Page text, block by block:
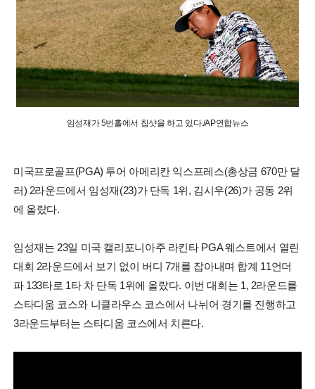
임성재가 5번홀에서 칩샷을 하고 있다./AP연합뉴스
미국프로골프(PGA) 투어 아메리칸 익스프레스(총상금 670만 달
러) 2라운드에서 임성재(23)가 단독 1위, 김시우(26)가 공동 2위
에 올랐다.
임성재는 23일 미국 캘리포니아주 라킨타 PGA 웨스트에서 열린
대회 2라운드에서 보기 없이 버디 7개를 잡아내며 합계 11언더
파 133타로 1타 차 단독 1위에 올랐다. 이번 대회는 1, 2라운드를
스타디움 코스와 니클라우스 코스에서 나뉘어 경기를 진행하고
3라운드부터는 스타디움 코스에서 치른다.